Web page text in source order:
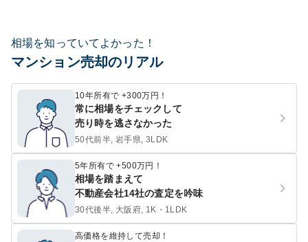
相場を知っていてよかった！
マンション売却のリアル
10年所有で +300万円！
常に相場をチェックして
売り時を逃さなかった
50代前半, 岩手県, 3LDK
5年所有で +500万円！
相場を踏まえて
不動産会社14社の査定を吟味
30代後半, 大阪府, 1K・1LDK
高価格を維持して売却！